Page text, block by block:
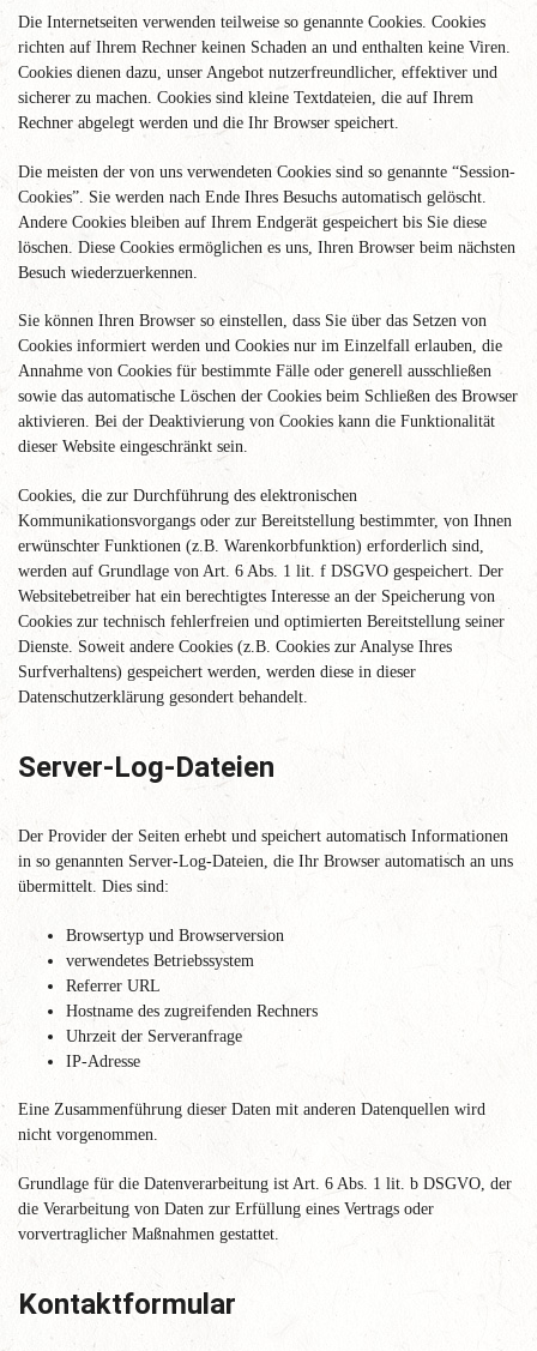
Die Internetseiten verwenden teilweise so genannte Cookies. Cookies
richten auf Ihrem Rechner keinen Schaden an und enthalten keine Viren.
Cookies dienen dazu, unser Angebot nutzerfreundlicher, effektiver und
sicherer zu machen. Cookies sind kleine Textdateien, die auf Ihrem
Rechner abgelegt werden und die Ihr Browser speichert.
Die meisten der von uns verwendeten Cookies sind so genannte “Session-
Cookies”. Sie werden nach Ende Ihres Besuchs automatisch gelöscht.
Andere Cookies bleiben auf Ihrem Endgerät gespeichert bis Sie diese
löschen. Diese Cookies ermöglichen es uns, Ihren Browser beim nächsten
Besuch wiederzuerkennen.
Sie können Ihren Browser so einstellen, dass Sie über das Setzen von
Cookies informiert werden und Cookies nur im Einzelfall erlauben, die
Annahme von Cookies für bestimmte Fälle oder generell ausschließen
sowie das automatische Löschen der Cookies beim Schließen des Browser
aktivieren. Bei der Deaktivierung von Cookies kann die Funktionalität
dieser Website eingeschränkt sein.
Cookies, die zur Durchführung des elektronischen
Kommunikationsvorgangs oder zur Bereitstellung bestimmter, von Ihnen
erwünschter Funktionen (z.B. Warenkorbfunktion) erforderlich sind,
werden auf Grundlage von Art. 6 Abs. 1 lit. f DSGVO gespeichert. Der
Websitebetreiber hat ein berechtigtes Interesse an der Speicherung von
Cookies zur technisch fehlerfreien und optimierten Bereitstellung seiner
Dienste. Soweit andere Cookies (z.B. Cookies zur Analyse Ihres
Surfverhaltens) gespeichert werden, werden diese in dieser
Datenschutzerklärung gesondert behandelt.
Server-Log-Dateien
Der Provider der Seiten erhebt und speichert automatisch Informationen
in so genannten Server-Log-Dateien, die Ihr Browser automatisch an uns
übermittelt. Dies sind:
Browsertyp und Browserversion
verwendetes Betriebssystem
Referrer URL
Hostname des zugreifenden Rechners
Uhrzeit der Serveranfrage
IP-Adresse
Eine Zusammenführung dieser Daten mit anderen Datenquellen wird
nicht vorgenommen.
Grundlage für die Datenverarbeitung ist Art. 6 Abs. 1 lit. b DSGVO, der
die Verarbeitung von Daten zur Erfüllung eines Vertrags oder
vorvertraglicher Maßnahmen gestattet.
Kontaktformular